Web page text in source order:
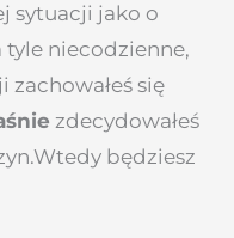
sytuacji jako o
tyle niecodzienne,
się
zdecydowałeś
będziesz